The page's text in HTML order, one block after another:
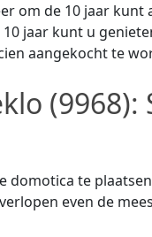
om de 10 jaar kunt
jaar kunt u
aangekocht te
(9968):
te
even de